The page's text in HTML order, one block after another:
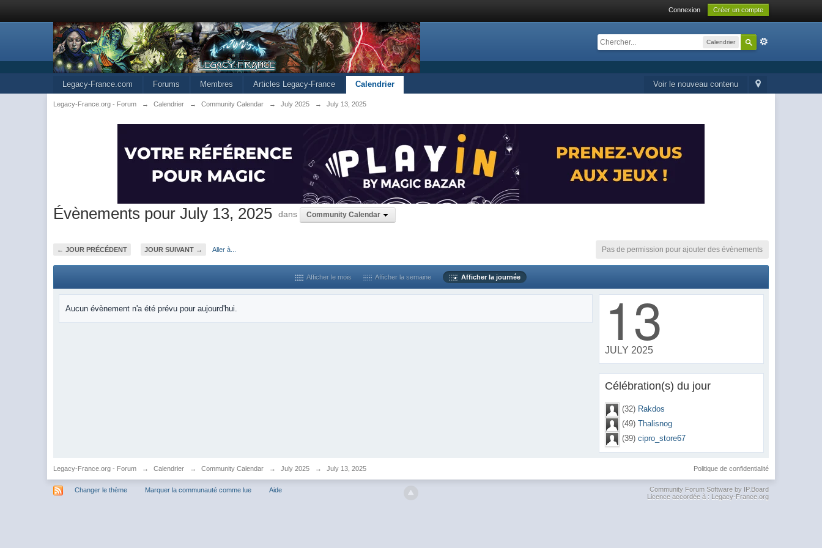
Connexion Créer un compte
Calendrier
Voir le nouveau contenu
Legacy-France.com Forums Membres Articles Legacy-France Calendrier
Legacy-France.org - Forum → Calendrier → Community Calendar → July 2025 → July 13, 2025
Évènements pour July 13, 2025 dans Community Calendar
← JOUR PRÉCÉDENT JOUR SUIVANT → Aller à... Pas de permission pour ajouter des évènements
Afficher le mois Afficher la semaine Afficher la journée
Aucun évènement n'a été prévu pour aujourd'hui. 13
JULY 2025
Célébration(s) du jour
(32) Rakdos
(49) Thalisnog
(39) cipro_store67
Legacy-France.org - Forum → Calendrier → Community Calendar → July 2025 → July 13, 2025 Politique de confidentialité
Changer le thème Marquer la communauté comme lue Aide
Community Forum Software by IP.Board
Licence accordée à : Legacy-France.org